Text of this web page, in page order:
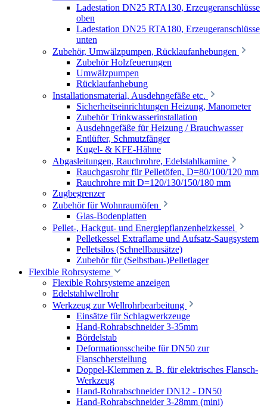
Ladestation DN25 RTA130, Erzeugeranschlüsse
oben
Ladestation DN25 RTA180, Erzeugeranschlüsse
unten
Zubehör, Umwälzpumpen, Rücklaufanhebungen
Zubehör Holzfeuerungen
Umwälzpumpen
Rücklaufanhebung
Installationsmaterial, Ausdehngefäße etc.
Sicherheitseinrichtungen Heizung, Manometer
Zubehör Trinkwasserinstallation
Ausdehngefäße für Heizung / Brauchwasser
Entlüfter, Schmutzfänger
Kugel- & KFE-Hähne
Abgasleitungen, Rauchrohre, Edelstahlkamine
Rauchgasrohr für Pelletöfen, D=80/100/120 mm
Rauchrohre mit D=120/130/150/180 mm
Zugbegrenzer
Zubehör für Wohnraumöfen
Glas-Bodenplatten
Pellet-, Hackgut- und Energiepflanzenheizkessel
Pelletkessel Extraflame und Aufsatz-Saugsystem
Pelletsilos (Schnellbausätze)
Zubehör für (Selbstbau-)Pelletlager
Flexible Rohrsysteme
Flexible Rohrsysteme anzeigen
Edelstahlwellrohr
Werkzeug zur Wellrohrbearbeitung
Einsätze für Schlagwerkzeuge
Hand-Rohrabschneider 3-35mm
Bördelstab
Deformationsscheibe für DN50 zur
Flanschherstellung
Doppel-Klemmen z. B. für elektrisches Flansch-
Werkzeug
Hand-Rohrabschneider DN12 - DN50
Hand-Rohrabschneider 3-28mm (mini)